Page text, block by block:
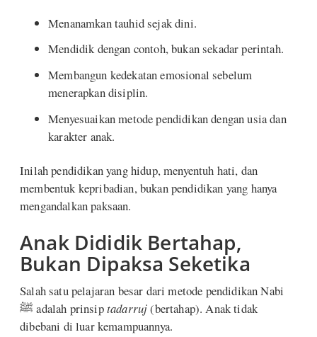
Menanamkan tauhid sejak dini.
Mendidik dengan contoh, bukan sekadar perintah.
Membangun kedekatan emosional sebelum
menerapkan disiplin.
Menyesuaikan metode pendidikan dengan usia dan
karakter anak.
Inilah pendidikan yang hidup, menyentuh hati, dan
membentuk kepribadian, bukan pendidikan yang hanya
mengandalkan paksaan.
Anak Dididik Bertahap,
Bukan Dipaksa Seketika
Salah satu pelajaran besar dari metode pendidikan Nabi
ﷺ adalah prinsiptadarruj(bertahap). Anak tidak
dibebani di luar kemampuannya.